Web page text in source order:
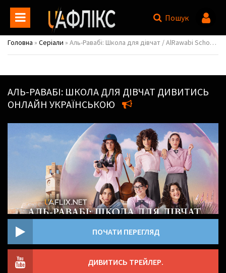
Пошук
Головна » Серіали » Аль-Равабі: Школа для дівчат / AlRawabi School for Girls
АЛЬ-РАВАБІ: ШКОЛА ДЛЯ ДІВЧАТ ДИВИТИСЬ
ОНЛАЙН УКРАЇНСЬКОЮ
ПОЧАТИ ПЕРЕГЛЯД
ДИВИТИСЬ ТРЕЙЛЕР.